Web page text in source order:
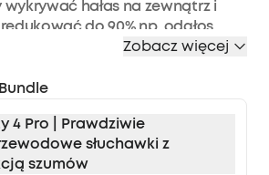
hałas na zewnątrz i
do 90% np. odgłos
są wyposażone w duże, 40-
w szczegóły dźwięk i mocne
BassUp. Kompatybilne z
dźwiękiem Hi-Res za
Zobacz więcej
4 Pro | Prawdziwie
słuchawki z
szumów